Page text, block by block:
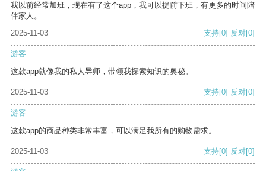
我以前经常加班，现在有了这个app，我可以提前下班，有更多的时间陪
伴家人。
2025-11-03
支持[0] 反对[0]
游客
这款app就像我的私人导师，带领我探索知识的奥秘。
2025-11-03 支持[0] 反对[0]
游客
这款app的商品种类非常丰富，可以满足我所有的购物需求。
2025-11-03 支持[0] 反对[0]